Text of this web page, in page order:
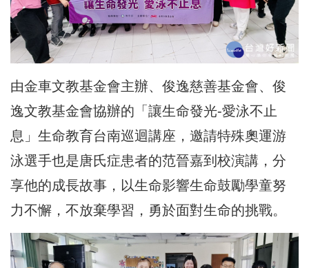
由金車文教基金會主辦、俊逸慈善基金會、俊
逸文教基金會協辦的「讓生命發光-愛泳不止
息」生命教育台南巡迴講座，邀請特殊奧運游
泳選手也是唐氏症患者的范晉嘉到校演講，分
享他的成長故事，以生命影響生命鼓勵學童努
力不懈，不放棄學習，勇於面對生命的挑戰。